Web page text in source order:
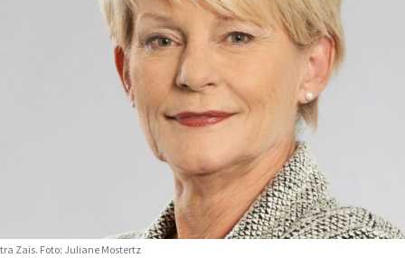
Zais. Foto: Juliane Mostertz